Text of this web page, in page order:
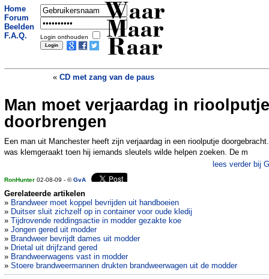
Home
Forum
Beelden
F.A.Q.
Login onthouden
Waar
Maar
Raar
« CD met zang van de paus
Bekeurd voor geen gordel, op de motor
»
Man moet verjaardag in rioolputje
doorbrengen
Een man uit Manchester heeft zijn verjaardag in een rioolputje
was klemgeraakt toen hij iemands sleutels wilde helpen zoeken. De m
lees verder bij
RonHunter 02-08-09 - ©GvA
Gerelateerde artikelen
» Brandweer moet koppel bevrijden uit handboeien
» Duitser sluit zichzelf op in container voor oude kledij
» Tijdrovende reddingsactie in modder gezakte koe
» Jongen gered uit modder
» Brandweer bevrijdt dames uit modder
» Drietal uit drijfzand gered
» Brandweerwagens vast in modder
» Stoere brandweermannen drukten brandweerwagen uit de modder